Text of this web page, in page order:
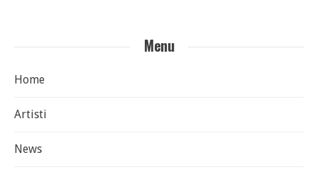
Menu
Home
Artisti
News